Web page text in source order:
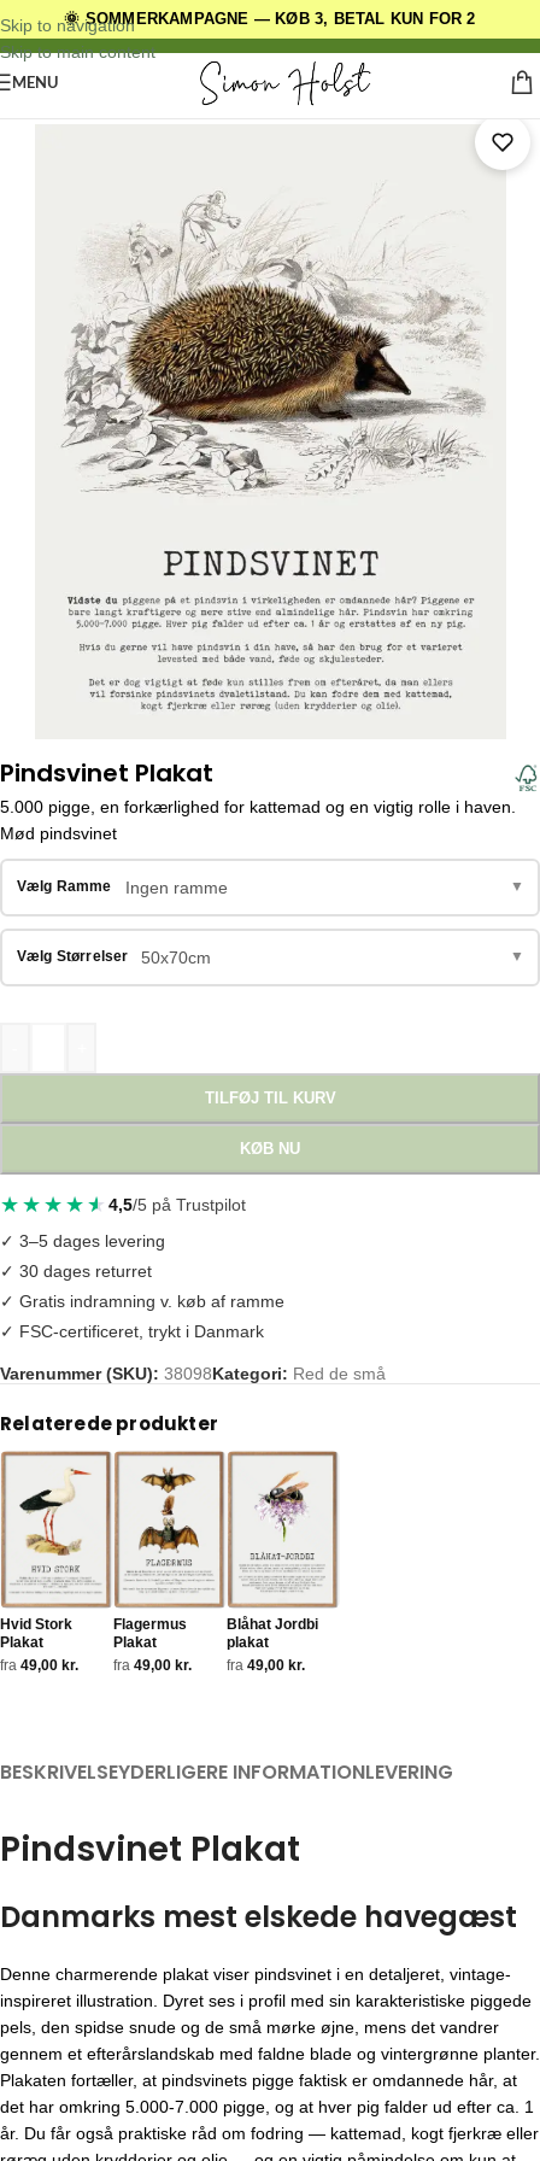
🌞 SOMMERKAMPAGNE — KØB 3, BETAL KUN FOR 2
Skip to navigation
Skip to main content
DANSKE ORIGINALE DESIGNS
MENU
Forside Andre Plakatserier/Red de små
Pindsvinet Plakat
5.000 pigge, en forkærlighed for kattemad og en vigtig rolle i haven.
Mød pindsvinet
Vælg Ramme Ingen ramme ▼
Vælg Størrelser 50x70cm ▼
TILFØJ TIL KURV
KØB NU
4,5/5 på Trustpilot
✓ 3–5 dages levering
✓ 30 dages returret
✓ Gratis indramning v. køb af ramme
✓ FSC-certificeret, trykt i Danmark
Varenummer (SKU): 38098Kategori: Red de små
Tags: dansk natur, havdyr, haveliv, naturplakat, pattedyr, pindsvin,
Relaterede produkter
Hvid Stork
Plakat
fra 49,00 kr.
Flagermus
Plakat
fra 49,00 kr.
Blåhat Jordbi
plakat
fra 49,00 kr.
BESKRIVELSEYDERLIGERE INFORMATIONLEVERING
Pindsvinet Plakat
Danmarks mest elskede havegæst
Denne charmerende plakat viser pindsvinet i en detaljeret, vintage-
inspireret illustration. Dyret ses i profil med sin karakteristiske piggede
pels, den spidse snude og de små mørke øjne, mens det vandrer
gennem et efterårslandskab med faldne blade og vintergrønne planter.
Plakaten fortæller, at pindsvinets pigge faktisk er omdannede hår, at
det har omkring 5.000-7.000 pigge, og at hver pig falder ud efter ca. 1
år. Du får også praktiske råd om fodring — kattemad, kogt fjerkræ eller